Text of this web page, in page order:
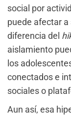
social por
puede afectar
diferencia del
aislamiento
los
conectados e
sociales o
Aun así, esa